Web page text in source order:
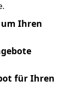
Ihren
für Ihren